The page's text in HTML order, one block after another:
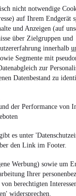
nicht notwendige
auf Ihrem Endgerät
und Anzeigen (auf
über Zielgruppen und
innerhalb
Segmente mit
zur
Datenbestand zu
der Performance von
es unter
den Link im Footer.
Werbung) sowie um
Ihrer
berechtigten
widersprechen.
4.490 €
Finanzierung ab
Unfallfrei •EZ 11/